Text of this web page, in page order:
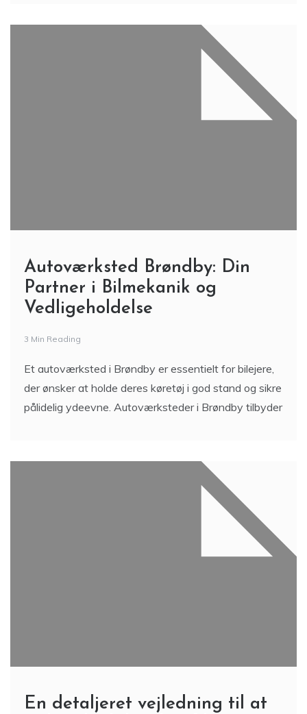
Autoværksted Brøndby: Din
Partner i Bilmekanik og
Vedligeholdelse
3 Min Reading
Et autoværksted i Brøndby er essentielt for bilejere,
der ønsker at holde deres køretøj i god stand og sikre
pålidelig ydeevne. Autoværksteder i Brøndby tilbyder
En detaljeret vejledning til at